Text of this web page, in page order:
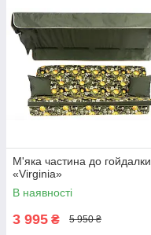
М'яка частина до гойдалки
«Virginia»
В наявності
3 995 ₴ 5 950 ₴